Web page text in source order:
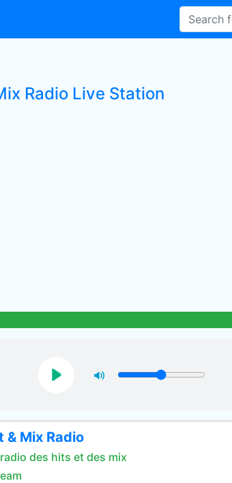
Radio Live Station
& Mix Radio
des hits et des mix